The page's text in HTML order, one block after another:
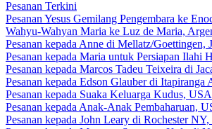
Pesanan Terkini
Pesanan Yesus Gemilang Pengembara ke
Wahyu-Wahyan Maria ke Luz de Maria,
Pesanan kepada Anne di Mellatz/Goettingen,
Pesanan kepada Maria untuk Persiapan Ilahi
Pesanan kepada Marcos Tadeu Teixeira di
Pesanan kepada Edson Glauber di Itapiranga
Pesanan kepada Suaka Keluarga Kudus, USA
Pesanan kepada Anak-Anak Pembaharuan,
Pesanan kepada John Leary di Rochester